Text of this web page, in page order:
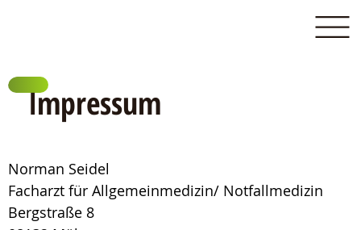
Impressum
Norman Seidel
Facharzt für Allgemeinmedizin/ Notfallmedizin
Bergstraße 8